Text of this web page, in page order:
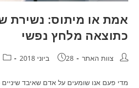
אמת או מיתוס: נשירת
כתוצאה מלחץ נפשי
מחבר:צוות האתר פורסם:
28 ביוני 2018 קטגוריה:
מדי פעם אנו שומעים על אדם שאיבד שיניים